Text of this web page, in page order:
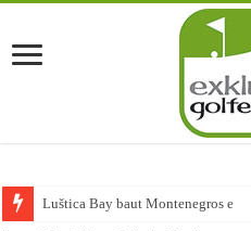
Luštica Bay baut Montenegros